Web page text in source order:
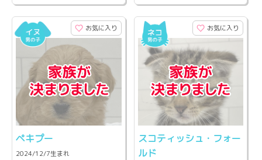
お気に入り
ペキプー
2024/12/7生まれ
お気に入り
スコティッシュ・フォー
ルド